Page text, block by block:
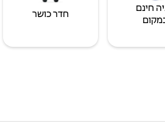
חינם
חדר כושר